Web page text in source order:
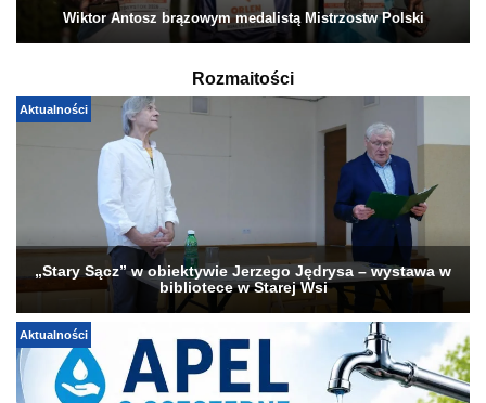
Wiktor Antosz brązowym medalistą Mistrzostw Polski
Rozmaitości
Aktualności
„Stary Sącz” w obiektywie Jerzego Jędrysa – wystawa w
bibliotece w Starej Wsi
Aktualności